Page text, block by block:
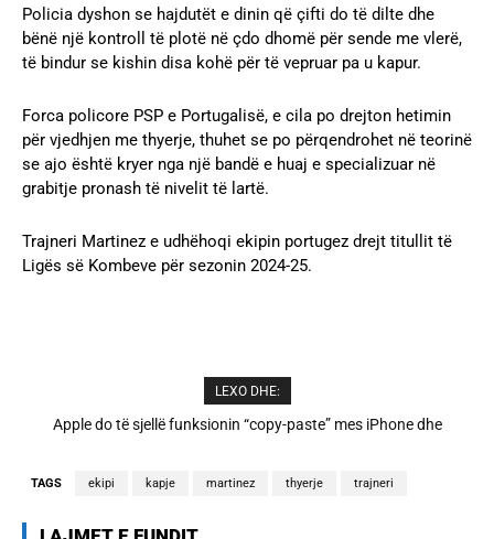
Policia dyshon se hajdutët e dinin që çifti do të dilte dhe
bënë një kontroll të plotë në çdo dhomë për sende me vlerë,
të bindur se kishin disa kohë për të vepruar pa u kapur.
Forca policore PSP e Portugalisë, e cila po drejton hetimin
për vjedhjen me thyerje, thuhet se po përqendrohet në teorinë
se ajo është kryer nga një bandë e huaj e specializuar në
grabitje pronash të nivelit të lartë.
Trajneri Martinez e udhëhoqi ekipin portugez drejt titullit të
Ligës së Kombeve për sezonin 2024-25.
LEXO DHE:
Cristiano Ronaldo dhe Georgina martohen këtë të shtunë,
TAGS ekipi kapje martinez thyerje trajneri